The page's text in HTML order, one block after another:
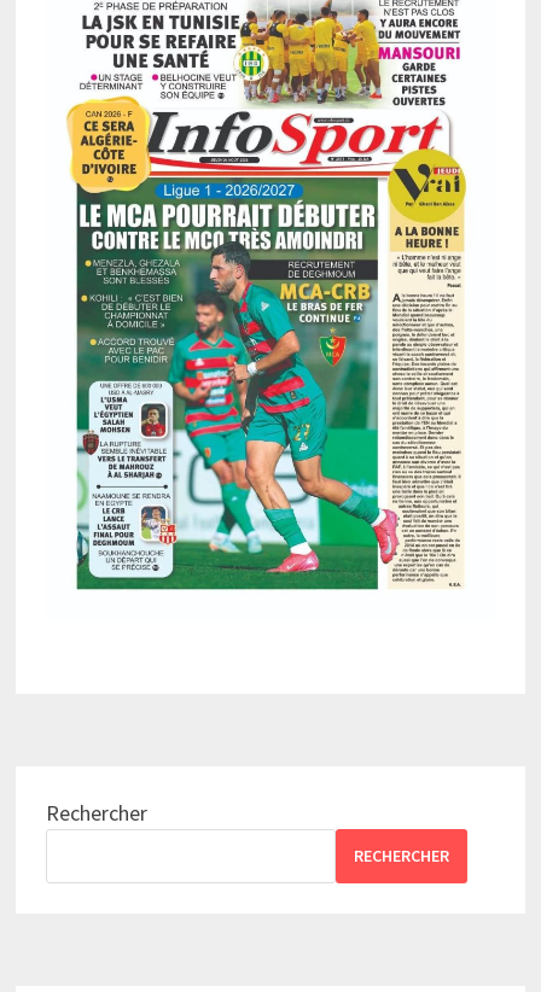
Rechercher
RECHERCHER